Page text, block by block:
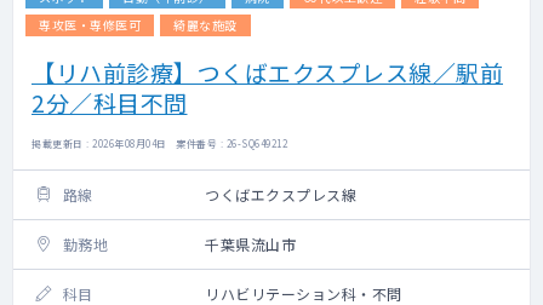
専攻医・専修医可
綺麗な施設
【リハ前診療】つくばエクスプレス線／駅前
2分／科目不問
掲載更新日 : 2026年08月04日 案件番号 : 26-SQ649212
路線 つくばエクスプレス線
勤務地 千葉県流山市
科目 リハビリテーション科・不問